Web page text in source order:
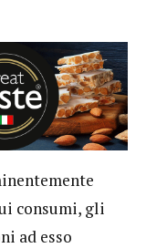
consumi, gli
ad esso